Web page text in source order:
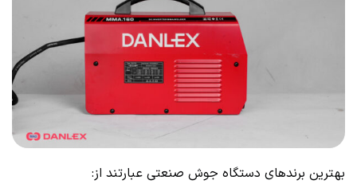
بهترین برندهای دستگاه جوش صنعتی عبارتند از: